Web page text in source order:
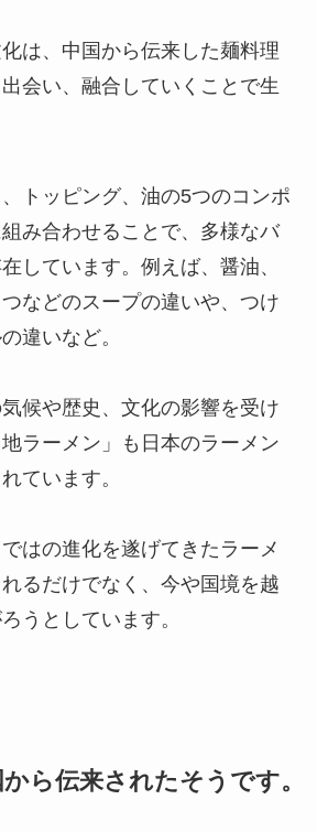
は、中国から伝来した麺料理
会い、融合していくことで生
トッピング、油の5つのコンポ
み合わせることで、多様なバ
しています。例えば、醤油、
などのスープの違いや、つけ
違いなど。
候や歴史、文化の影響を受け
ラーメン」も日本のラーメン
ています。
はの進化を遂げてきたラーメ
るだけでなく、今や国境を越
うとしています。
ら伝来されたそうです。